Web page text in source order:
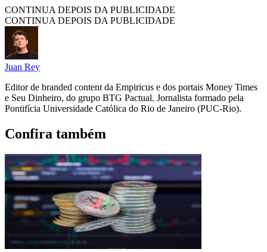
CONTINUA DEPOIS DA PUBLICIDADE
CONTINUA DEPOIS DA PUBLICIDADE
Juan Rey
Editor de branded content da Empiricus e dos portais Money Times
e Seu Dinheiro, do grupo BTG Pactual. Jornalista formado pela
Pontifícia Universidade Católica do Rio de Janeiro (PUC-Rio).
Confira também